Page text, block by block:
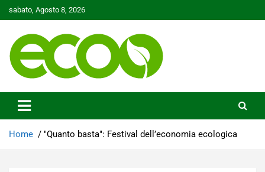
to
sabato, Agosto 8, 2026
Ecoo.it
Home "Quanto basta": Festival dell’economia ecologica